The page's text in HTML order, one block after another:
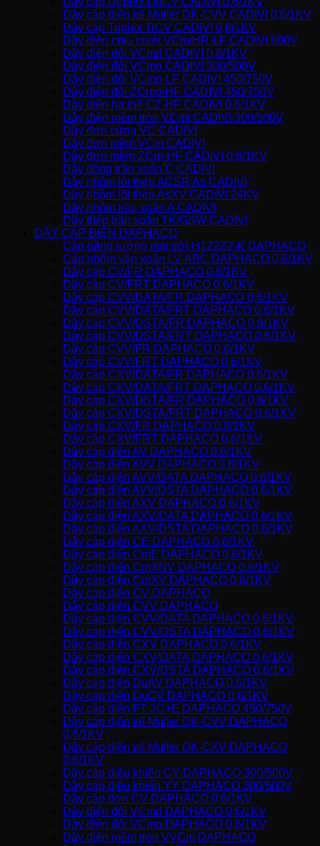
Dây cáp điện kế Muller DK-CVV CADIVI 0,6/1KV
Dây cáp Triplex TrCV CADIVI 0,6/1KV
Dây điện chịu nhiệt VCm/HR-LF CADIVI 600V
Dây điện đôi VCmd CADIVI 0,6/1KV
Dây điện đôi VCmo CADIVI 300/500V
Dây điện đôi VCmo-LF CADIVI 450/750V
Dây điện đôi ZCmo-HF CADIVI 450/750V
Dây điện hạ thế CZ-HF CADIVI 0,6/1KV
Dây điện mềm tròn VCmt CADIVI 300/500V
Dây đơn cứng VC CADIVI
Dây đơn mềm VCm CADIVI
Dây đơn mềm ZCm-HF CADIVI 0,6/1KV
Dây đồng trần xoắn C CADIVI
Dây nhôm lõi thép ACSR As CADIVI
Dây nhôm lõi thép AsXV CADIVI 24KV
Dây nhôm trần xoắn A CADIVI
Dây thép trần xoắn TK/GSW CADIVI
DÂY CÁP ĐIỆN DAPHACO
Cáp năng lượng mặt trời H1Z2Z2-K DAPHACO
Cáp nhôm vặn xoắn LV-ABC DAPHACO 0,6/1KV
Dây cáp CV/FR DAPHACO 0,6/1KV
Dây cáp CV/FRT DAPHACO 0,6/1KV
Dây cáp CVV/DATA/FR DAPHACO 0,6/1KV
Dây cáp CVV/DATA/FRT DAPHACO 0,6/1KV
Dây cáp CVV/DSTA/FR DAPHACO 0,6/1KV
Dây cáp CVV/DSTA/FRT DAPHACO 0,6/1KV
Dây cáp CVV/FR DAPHACO 0,6/1KV
Dây cáp CVV/FRT DAPHACO 0,6/1KV
Dây cáp CXV/DATA/FR DAPHACO 0,6/1KV
Dây cáp CXV/DATA/FRT DAPHACO 0,6/1KV
Dây cáp CXV/DSTA/FR DAPHACO 0,6/1KV
Dây cáp CXV/DSTA/FRT DAPHACO 0,6/1KV
Dây cáp CXV/FR DAPHACO 0,6/1KV
Dây cáp CXV/FRT DAPHACO 0,6/1KV
Dây cáp điện AV DAPHACO 0,6/1KV
Dây cáp điện AVV DAPHACO 0,6/1KV
Dây cáp điện AVV/DATA DAPHACO 0,6/1KV
Dây cáp điện AVV/DSTA DAPHACO 0,6/1KV
Dây cáp điện AXV DAPHACO 0,6/1KV
Dây cáp điện AXV/DATA DAPHACO 0,6/1KV
Dây cáp điện AXV/DSTA DAPHACO 0,6/1KV
Dây cáp điện CE DAPHACO 0,6/1KV
Dây cáp điện CmE DAPHACO 0,6/1KV
Dây cáp điện CmXNV DAPHACO 0,6/1KV
Dây cáp điện CmXV DAPHACO 0,6/1KV
Dây cáp điện CV DAPHACO
Dây cáp điện CVV DAPHACO
Dây cáp điện CVV/DATA DAPHACO 0,6/1KV
Dây cáp điện CVV/DSTA DAPHACO 0,6/1KV
Dây cáp điện CXV DAPHACO 0,6/1KV
Dây cáp điện CXV/DATA DAPHACO 0,6/1KV
Dây cáp điện CXV/DSTA DAPHACO 0,6/1KV
Dây cáp điện DuAV DAPHACO 0,6/1KV
Dây cáp điện DuCV DAPHACO 0,6/1KV
Dây cáp điện FT 2C+E DAPHACO 450/750V
Dây cáp điện kế Muller DK-CVV DAPHACO
0,6/1KV
Dây cáp điện kế Muller DK-CXV DAPHACO
0,6/1KV
Dây cáp điều khiển CY DAPHACO 300/500V
Dây cáp điều khiển YY DAPHACO 300/500V
Dây cáp đơn CV DAPHACO 0,6/1KV
Dây điện đôi VCmd DAPHACO 0,6/1KV
Dây điện đôi VCmo DAPHACO 0,6/1KV
Dây điện mềm tròn VVCm DAPHACO